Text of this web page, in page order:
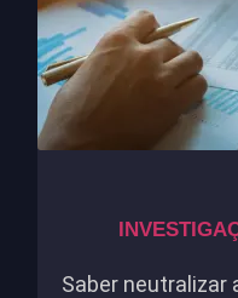
Saber neutralizar